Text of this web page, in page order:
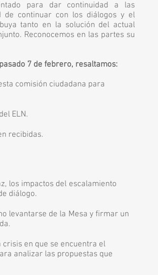
para dar continuidad a las
de continuar con los diálogos y el
tanto en la solución del actual
Reconocemos en las partes su
7 de febrero, resaltamos:
esta comisión ciudadana para
ELN.
recibidas.
los impactos del escalamiento
diálogo.
levantarse de la Mesa y firmar un
la crisis en que se encuentra el
analizar las propuestas que